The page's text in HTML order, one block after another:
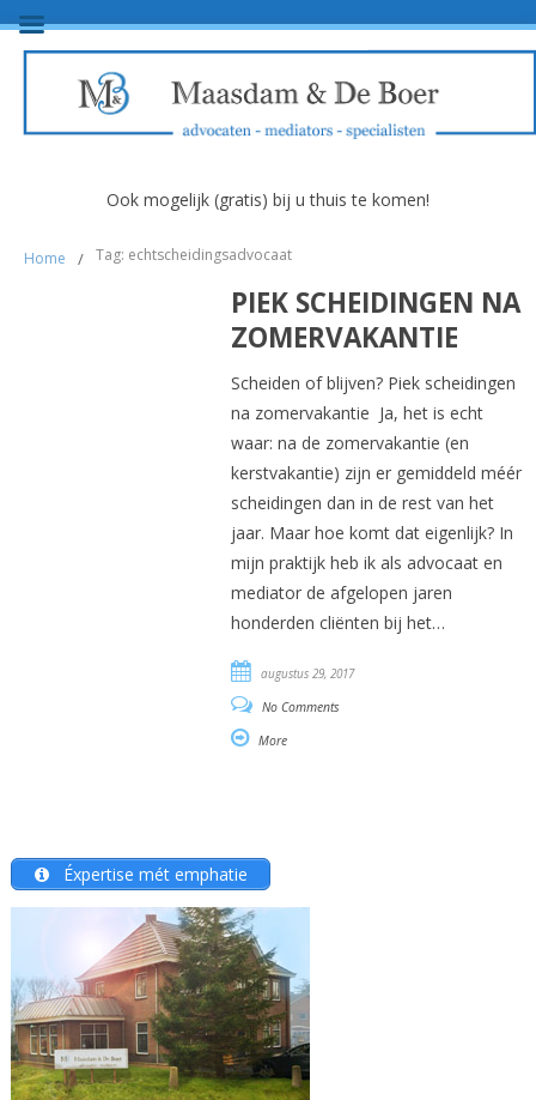
Ook mogelijk (gratis) bij u thuis te komen!
Home / Tag: echtscheidingsadvocaat
PIEK SCHEIDINGEN NA
ZOMERVAKANTIE
Scheiden of blijven? Piek scheidingen
na zomervakantie Ja, het is echt
waar: na de zomervakantie (en
kerstvakantie) zijn er gemiddeld méér
scheidingen dan in de rest van het
jaar. Maar hoe komt dat eigenlijk? In
mijn praktijk heb ik als advocaat en
mediator de afgelopen jaren
honderden cliënten bij het…
augustus 29, 2017
No Comments
More
Éxpertise mét emphatie